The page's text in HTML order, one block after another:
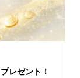
レゼント！